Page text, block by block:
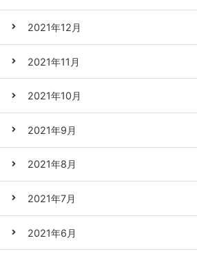
2021年12月
2021年11月
2021年10月
2021年9月
2021年8月
2021年7月
2021年6月